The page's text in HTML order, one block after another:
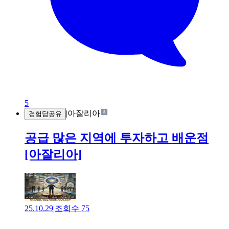
5
경험담공유 |아잘리아
공급 많은 지역에 투자하고 배운점
[아잘리아]
25.10.29|조회수 75